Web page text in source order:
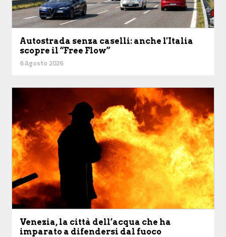
Autostrada senza caselli: anche l'Italia
scopre il “Free Flow”
6 Agosto 2026
Venezia, la città dell’acqua che ha
imparato a difendersi dal fuoco